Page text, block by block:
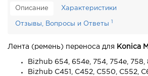
Описание Характеристики
Отзывы, Вопросы и Ответы
Лента (ремень) переноса для Konica
Bizhub 654, 654e, 754, 754e, 758,
Bizhub C451, C452, C550, C552,